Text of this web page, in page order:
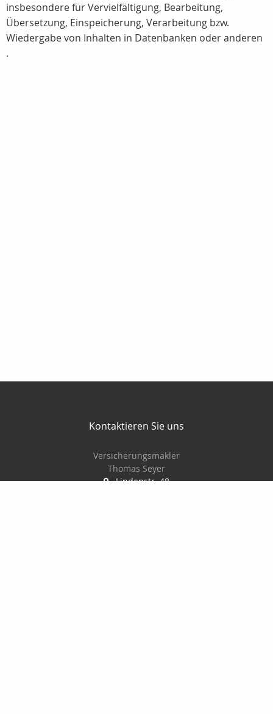
insbesondere für Vervielfältigung, Bearbeitung,
Übersetzung, Einspeicherung, Verarbeitung bzw.
Wiedergabe von Inhalten in Datenbanken oder anderen
.
Kontaktieren Sie uns
Versicherungsmakler
Thomas Seyer
Lindenstr. 48